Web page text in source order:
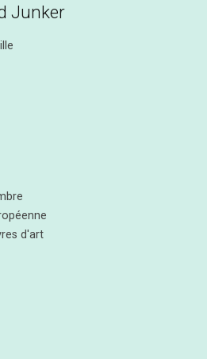
Junker
d'art